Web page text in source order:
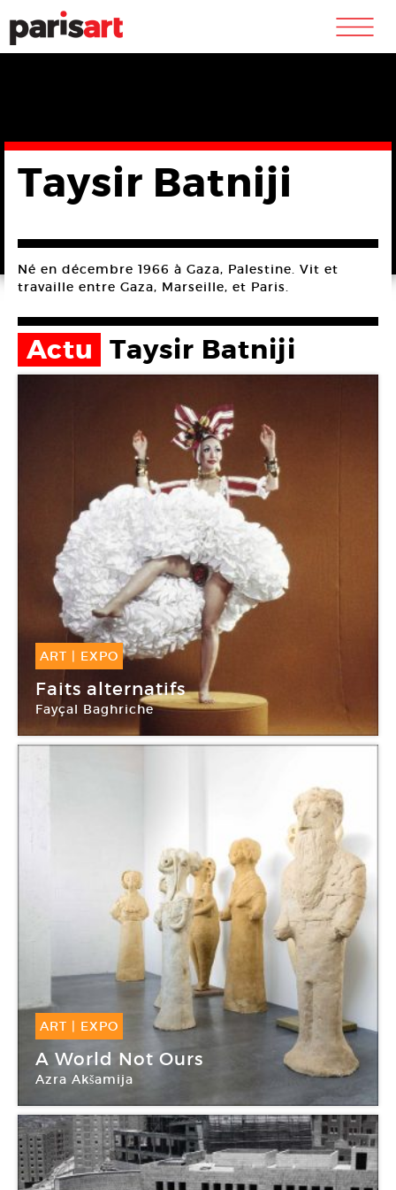
m
Taysir Batniji
Né en décembre 1966 à Gaza, Palestine. Vit et
travaille entre Gaza, Marseille, et Paris.
Actu Taysir Batniji
ART | EXPO
09 Juin -03 Sep 2017
Faits alternatifs
Fayçal Baghriche
Frac Poitou-Charentes
ART | EXPO
01 Juin -27 Août 2017
A World Not Ours
Azra Akšamija